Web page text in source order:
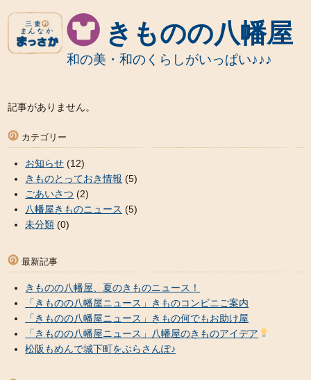
きものの八幡屋
和の美・和のくらしがいっぱい♪♪♪
記事がありません。
カテゴリー
お知らせ (12)
きものとっておき情報 (5)
ごあいさつ (2)
八幡屋きものニュース (5)
未分類 (0)
最新記事
きものの八幡屋、夏のきものニュース！
「きものの八幡屋ニュース」きものコンビニご案内
「きものの八幡屋ニュース」きもの何でもお助け屋
「きものの八幡屋ニュース」八幡屋のきものアイデア
松阪もめんで城下町をぶらさんぽ♪